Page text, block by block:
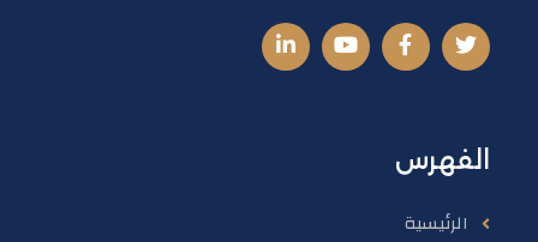
الفهرس
الرئيسية